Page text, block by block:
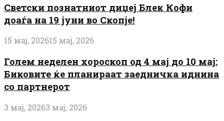
Светски познатниот диџеј Блек Кофи
доаѓа на 19 јуни во Скопје!
15 мај, 202615 мај, 2026
Голем неделен хороскоп од 4 мај до 10 мај:
Биковите ќе планираат заедничка иднина
со партнерот
3 мај, 20263 мај, 2026